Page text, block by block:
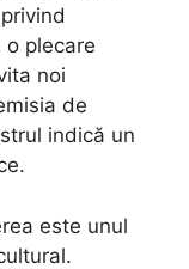
plecare
noi
de
indică un
este unul